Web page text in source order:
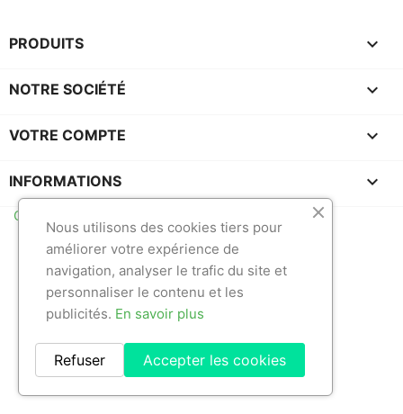
PRODUITS 
NOTRE SOCIÉTÉ 
VOTRE COMPTE 
INFORMATIONS keyboard_arrow_down
Création de site Pixelorigin
Nous utilisons des cookies tiers pour
améliorer votre expérience de
navigation, analyser le trafic du site et
personnaliser le contenu et les
publicités. En savoir plus
Accepter les cookies
Refuser